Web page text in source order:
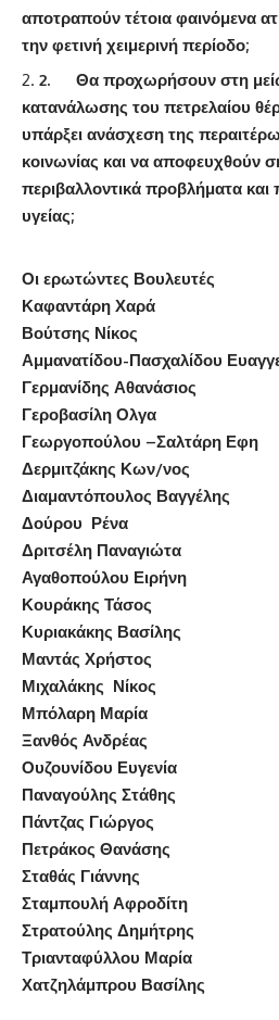
αποτραπούν τέτοια φαινόμενα
την φετινή χειμερινή περίοδο;
2. Θα προχωρήσουν στη
κατανάλωσης του πετρελαίου
υπάρξει ανάσχεση της
κοινωνίας και να αποφευχθούν
περιβαλλοντικά προβλήματα
υγείας;
Οι ερωτώντες Βουλευτές
Καφαντάρη Χαρά
Βούτσης Νίκος
Αμμανατίδου-Πασχαλίδου
Γερμανίδης Αθανάσιος
Γεροβασίλη Ολγα
Γεωργοπούλου –Σαλτάρη Εφη
Δερμιτζάκης Κων/νος
Διαμαντόπουλος Βαγγέλης
Δούρου Ρένα
Δριτσέλη Παναγιώτα
Αγαθοπούλου Ειρήνη
Κουράκης Τάσος
Κυριακάκης Βασίλης
Μαντάς Χρήστος
Μιχαλάκης Νίκος
Μπόλαρη Μαρία
Ξανθός Ανδρέας
Ουζουνίδου Ευγενία
Παναγούλης Στάθης
Πάντζας Γιώργος
Πετράκος Θανάσης
Σταθάς Γιάννης
Σταμπουλή Αφροδίτη
Στρατούλης Δημήτρης
Τριανταφύλλου Μαρία
Χατζηλάμπρου Βασίλης